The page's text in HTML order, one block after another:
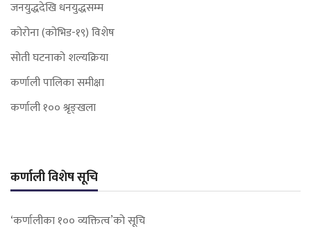
जनयुद्धदेखि धनयुद्धसम्म
कोरोना (कोभिड-१९) विशेष
सोती घटनाको शल्यक्रिया
कर्णाली पालिका समीक्षा
कर्णाली १०० श्रृङ्खला
कर्णाली विशेष सूचि
‘कर्णालीका १०० व्यक्तित्व’को सूचि